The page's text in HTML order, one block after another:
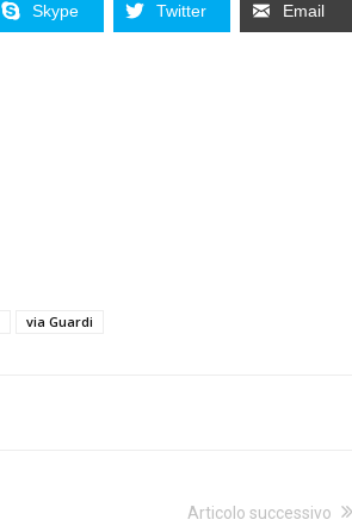
Skype Twitter Email
via Guardi
Articolo successivo